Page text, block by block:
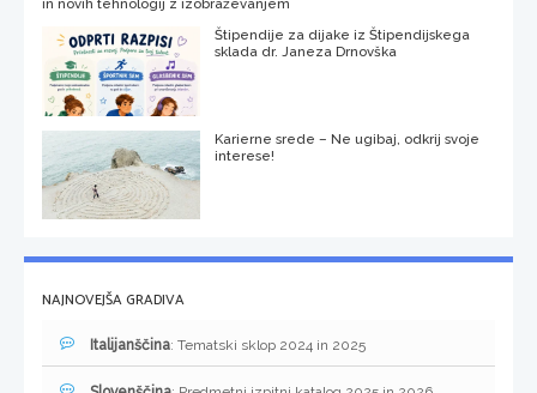
in novih tehnologij z izobraževanjem
Štipendije za dijake iz Štipendijskega
sklada dr. Janeza Drnovška
Karierne srede – Ne ugibaj, odkrij svoje
interese!
NAJNOVEJŠA GRADIVA
Italijanščina: Tematski sklop 2024 in 2025